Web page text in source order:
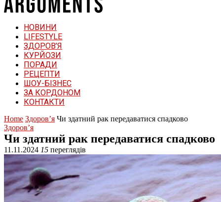
НОВИНИ
LIFESTYLE
ЗДОРОВ’Я
КУРЙОЗИ
ПОРАДИ
РЕЦЕПТИ
ШОУ-БІЗНЕС
ЗА КОРДОНОМ
КОНТАКТИ
Home Здоров’я Чи здатний рак передаватися спадково
Здоров’я
Чи здатний рак передаватися спадково
11.11.2024 15 переглядів